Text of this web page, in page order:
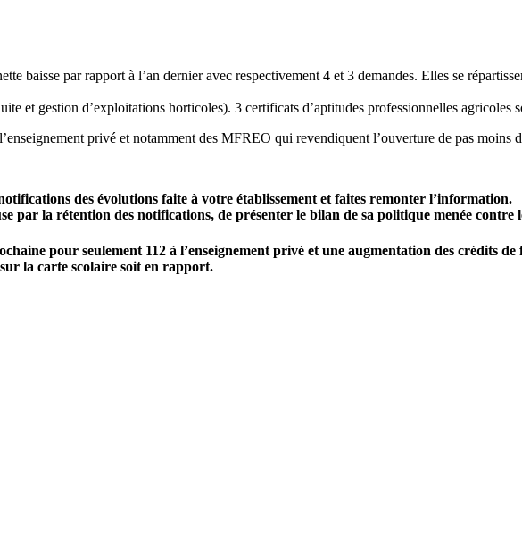
baisse par rapport à l’an dernier avec respectivement 4 et 3 demandes. Elles se
et gestion d’exploitations horticoles). 3 certificats d’aptitudes professionnelles agricoles
privé et notamment des MFREO qui revendiquent l’ouverture de pas moins
des évolutions faite à votre établissement et faites remonter l’information.
la rétention des notifications, de présenter le bilan de sa politique menée contre
pour seulement 112 à l’enseignement privé et une augmentation des crédits
la carte scolaire soit en rapport.